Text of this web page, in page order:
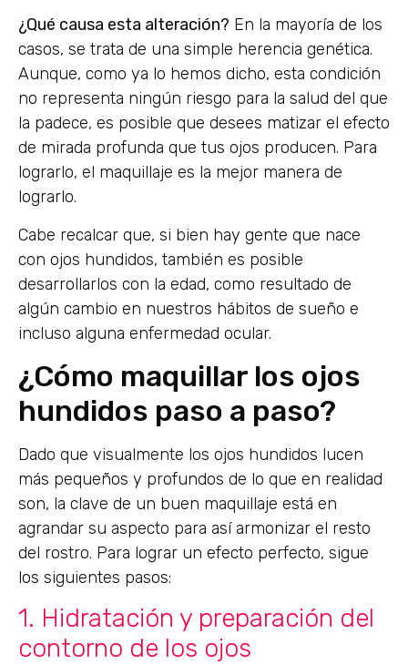
¿Qué causa esta alteración? En la mayoría de los
casos, se trata de una simple herencia genética.
Aunque, como ya lo hemos dicho, esta condición
no representa ningún riesgo para la salud del que
la padece, es posible que desees matizar el efecto
de mirada profunda que tus ojos producen. Para
lograrlo, el maquillaje es la mejor manera de
lograrlo.
Cabe recalcar que, si bien hay gente que nace
con ojos hundidos, también es posible
desarrollarlos con la edad, como resultado de
algún cambio en nuestros hábitos de sueño e
incluso alguna enfermedad ocular.
¿Cómo maquillar los ojos
hundidos paso a paso?
Dado que visualmente los ojos hundidos lucen
más pequeños y profundos de lo que en realidad
son, la clave de un buen maquillaje está en
agrandar su aspecto para así armonizar el resto
del rostro. Para lograr un efecto perfecto, sigue
los siguientes pasos:
1. Hidratación y preparación del
contorno de los ojos